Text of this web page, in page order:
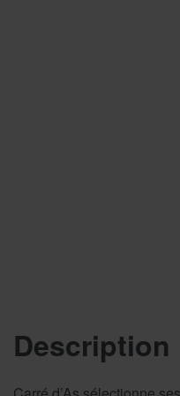
Description